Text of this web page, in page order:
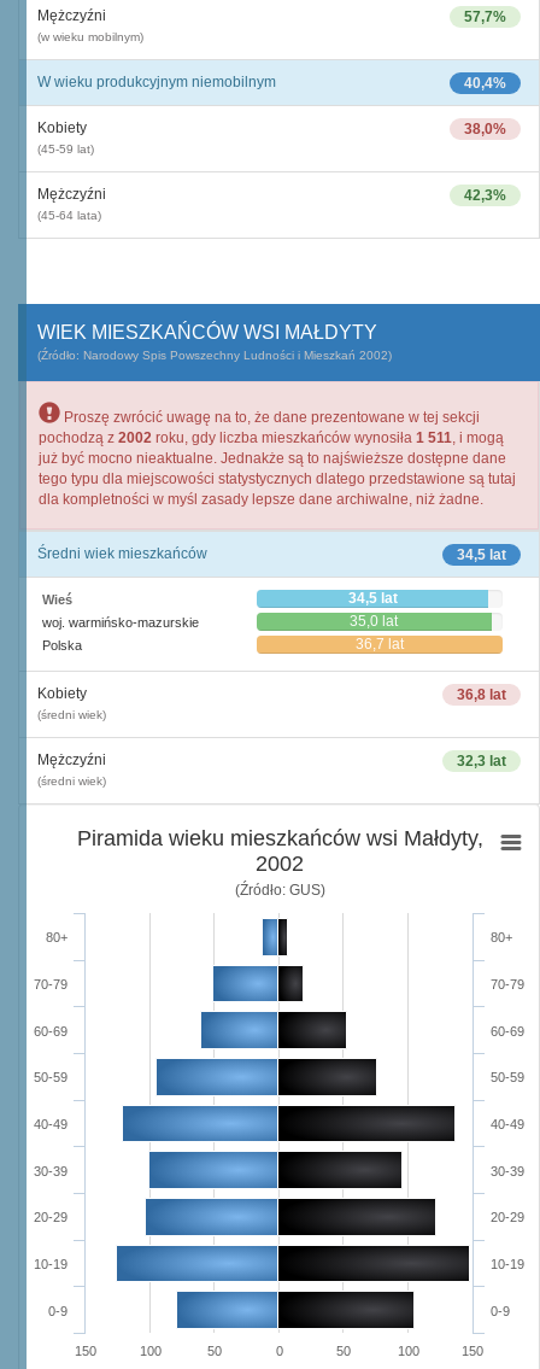
57,7%
Mężczyźni
(w wieku mobilnym)
40,4%
W wieku produkcyjnym niemobilnym
38,0%
Kobiety
(45-59 lat)
42,3%
Mężczyźni
(45-64 lata)
WIEK MIESZKAŃCÓW WSI MAŁDYTY
(Źródło: Narodowy Spis Powszechny Ludności i Mieszkań 2002)
Proszę zwrócić uwagę na to, że dane prezentowane w tej sekcji
pochodzą z 2002 roku, gdy liczba mieszkańców wynosiła 1 511, i mogą
już być mocno nieaktualne. Jednakże są to najświeższe dostępne dane
tego typu dla miejscowości statystycznych dlatego przedstawione są tutaj
dla kompletności w myśl zasady lepsze dane archiwalne, niż żadne.
34,5 lat
Średni wiek mieszkańców
Wieś 34,5 lat
woj. warmińsko-mazurskie 35,0 lat
Polska 36,7 lat
36,8 lat
Kobiety
(średni wiek)
32,3 lat
Mężczyźni
(średni wiek)
Piramida wieku mieszkańców wsi Małdyty,
2002
(Źródło: GUS)
0-9
10-19
20-29
30-39
40-49
50-59
60-69
70-79
80+
0-9
10-19
20-29
30-39
40-49
50-59
60-69
70-79
80+
150 100 50 0 50 100 150